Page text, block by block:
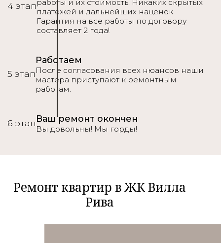
4 этап работы и их стоимость. Никаких скрытых
платежей и дальнейших наценок.
Гарантия на все работы по договору
составляет 2 года!
5 этап
Работаем
После согласования всех нюансов наши
мастера приступают к ремонтным
работам.
6 этапВаш ремонт окончен
Вы довольны! Мы горды!
Ремонт квартир в ЖК Вилла
Рива